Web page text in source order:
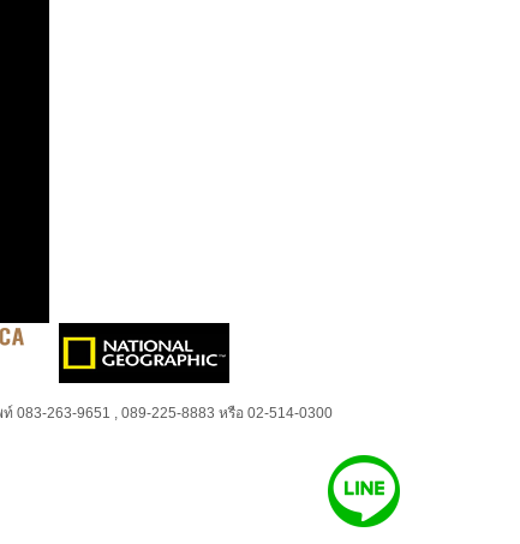
083-263-9651 , 089-225-8883 หรือ 02-514-0300